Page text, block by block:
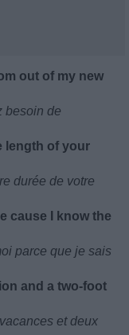
out of my new
besoin de
length of your
durée de votre
cause I know the
parce que je sais
and a two-foot
et deux